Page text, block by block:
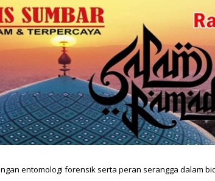
entomologi forensik serta peran serangga dalam